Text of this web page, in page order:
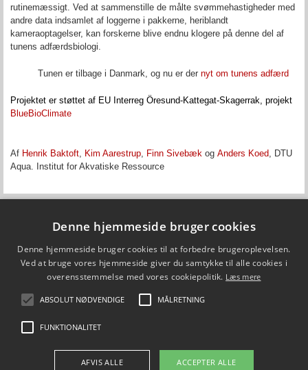
rutinemæssigt. Ved at sammenstille de målte svømmehastigheder med
andre data indsamlet af loggerne i pakkerne, heriblandt
kameraoptagelser, kan forskerne blive endnu klogere på denne del af
tunens adfærdsbiologi.
Tunen er tilbage i Danmark, og nu er der nyt om tunens adfærd
Projektet er støttet af EU Interreg Öresund-Kattegat-Skagerrak, projekt
BlueBioClimate
Af Henrik Baktoft Kim Aarestrup Finn Sivebæk og Anders Koed , DTU
Aqua. Institut for Akvatiske Ressource
DTU Aqua - Institut for Akvatiske Ressourcer
Vejlsøvej 39
8600 Silkeborg
ffi@aqua.dtu.dk
FØLG OS PÅ
Denne hjemmeside bruger cookies
Denne hjemmeside bruger cookies til at forbedre brugeroplevelsen.
Ved at bruge vores hjemmeside giver du samtykke til alle cookies i
overensstemmelse med vores cookiepolitik. Læs mere
ABSOLUT NØDVENDIGE MÅLRETNING
FUNKTIONALITET
ACCEPTER ALLE
AFVIS ALLE